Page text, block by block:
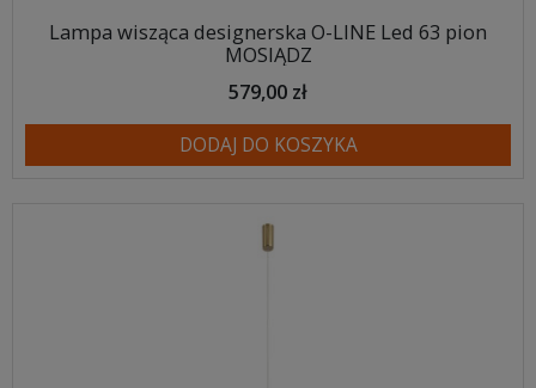
Lampa wisząca designerska O-LINE Led 63 pion
MOSIĄDZ
579,00 zł
DODAJ DO KOSZYKA